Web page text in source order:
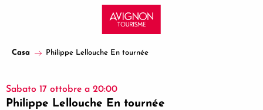
principal
Casa Philippe Lellouche En tournée
Sabato 17 ottobre a 20:00
Philippe Lellouche En tournée